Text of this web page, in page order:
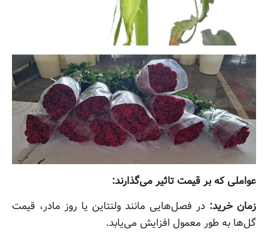
عواملی که بر قیمت تاثیر می‌گذارند:
زمان خرید: در فصل‌هایی مانند ولنتاین یا روز مادر، قیمت
گل‌ها به طور معمول افزایش می‌یابد.